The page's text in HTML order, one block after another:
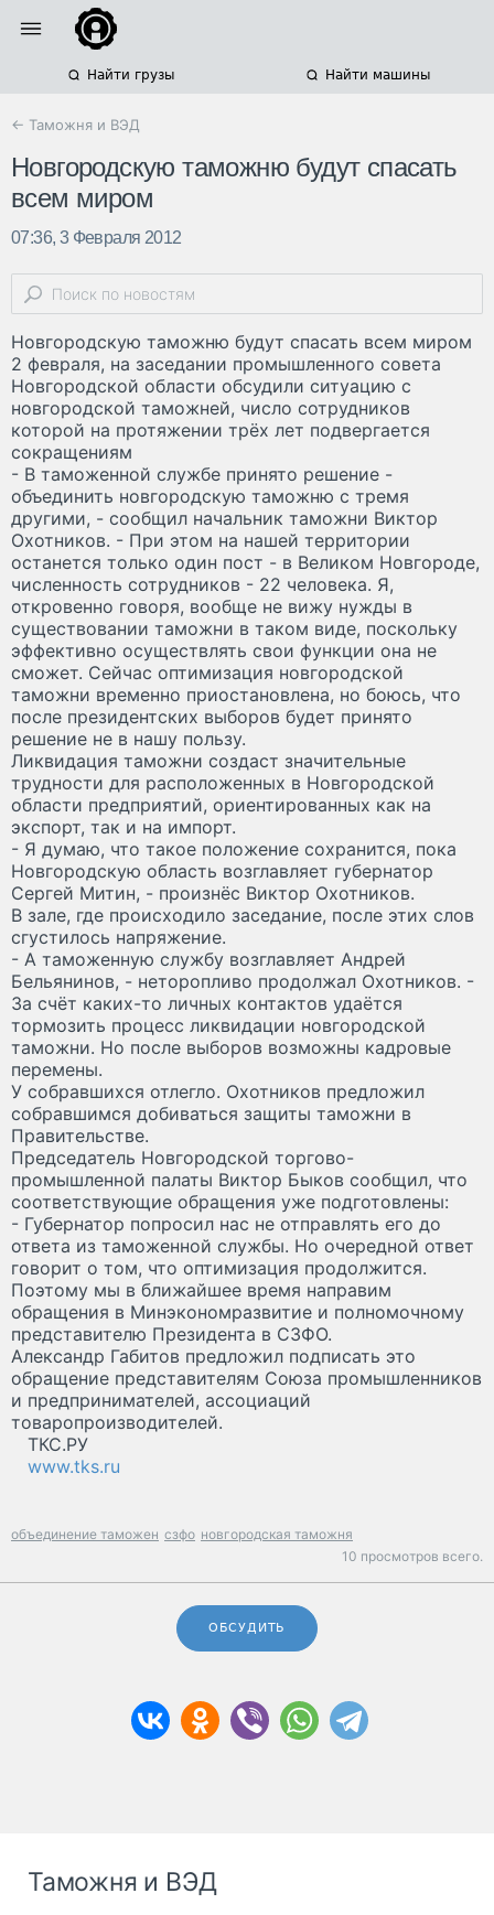
Найти грузы Найти машины
← Таможня и ВЭД
Новгородскую таможню будут спасать
всем миром
07:36, 3 Февраля 2012
Новгородскую таможню будут спасать всем миром
2 февраля, на заседании промышленного совета
Новгородской области обсудили ситуацию с
новгородской таможней, число сотрудников
которой на протяжении трёх лет подвергается
сокращениям
- В таможенной службе принято решение -
объединить новгородскую таможню с тремя
другими, - сообщил начальник таможни Виктор
Охотников. - При этом на нашей территории
останется только один пост - в Великом Новгороде,
численность сотрудников - 22 человека. Я,
откровенно говоря, вообще не вижу нужды в
существовании таможни в таком виде, поскольку
эффективно осуществлять свои функции она не
сможет. Сейчас оптимизация новгородской
таможни временно приостановлена, но боюсь, что
после президентских выборов будет принято
решение не в нашу пользу.
Ликвидация таможни создаст значительные
трудности для расположенных в Новгородской
области предприятий, ориентированных как на
экспорт, так и на импорт.
- Я думаю, что такое положение сохранится, пока
Новгородскую область возглавляет губернатор
Сергей Митин, - произнёс Виктор Охотников.
В зале, где происходило заседание, после этих слов
сгустилось напряжение.
- А таможенную службу возглавляет Андрей
Бельянинов, - неторопливо продолжал Охотников. -
За счёт каких-то личных контактов удаётся
тормозить процесс ликвидации новгородской
таможни. Но после выборов возможны кадровые
перемены.
У собравшихся отлегло. Охотников предложил
собравшимся добиваться защиты таможни в
Правительстве.
Председатель Новгородской торгово-
промышленной палаты Виктор Быков сообщил, что
соответствующие обращения уже подготовлены:
- Губернатор попросил нас не отправлять его до
ответа из таможенной службы. Но очередной ответ
говорит о том, что оптимизация продолжится.
Поэтому мы в ближайшее время направим
обращения в Минэкономразвитие и полномочному
представителю Президента в СЗФО.
Александр Габитов предложил подписать это
обращение представителям Союза промышленников
и предпринимателей, ассоциаций
товаропроизводителей.
ТКС.РУ
www.tks.ru
объединение таможен сзфо новгородская таможня
10 просмотров всего.
ОБСУДИТЬ
Таможня и ВЭД